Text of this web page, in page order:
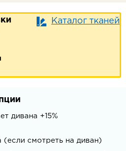
Каталог тканей
дивана +15%
(если смотреть на диван)